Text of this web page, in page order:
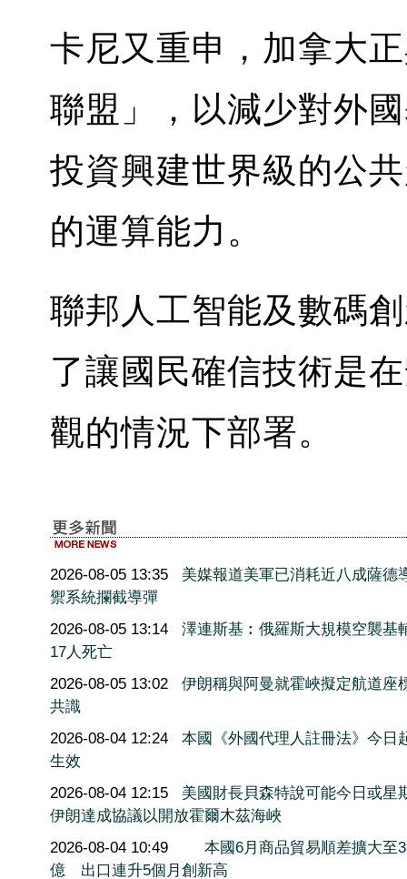
卡尼又重申，加拿大
聯盟」，以減少對外
投資興建世界級的公
的運算能力。
聯邦人工智能及數碼
了讓國民確信技術是
觀的情況下部署。
2026-08-05 13:35
美媒報道美軍已消耗近八成薩德
禦系統攔截導彈
2026-08-05 13:14
澤連斯基︰俄羅斯大規模空襲基
17人死亡
2026-08-05 13:02
伊朗稱與阿曼就霍峽擬定航道座
共識
2026-08-04 12:24
本國《外國代理人註冊法》今日
生效
2026-08-04 12:15
美國財長貝森特說可能今日或星
伊朗達成協議以開放霍爾木茲海峽
2026-08-04 10:49
本國6月商品貿易順差擴大至
億 出口連升5個月創新高